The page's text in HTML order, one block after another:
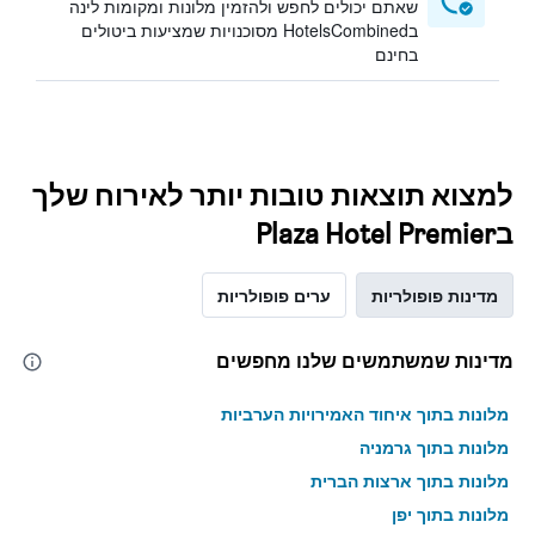
שאתם יכולים לחפש ולהזמין מלונות ומקומות לינה
בHotelsCombined מסוכנויות שמציעות ביטולים
בחינם
למצוא תוצאות טובות יותר לאירוח שלך
בPlaza Hotel Premier
מדינות פופולריות ערים פופולריות
מדינות שמשתמשים שלנו מחפשים
מלונות בתוך איחוד האמירויות הערביות
מלונות בתוך גרמניה
מלונות בתוך ארצות הברית
מלונות בתוך יפן